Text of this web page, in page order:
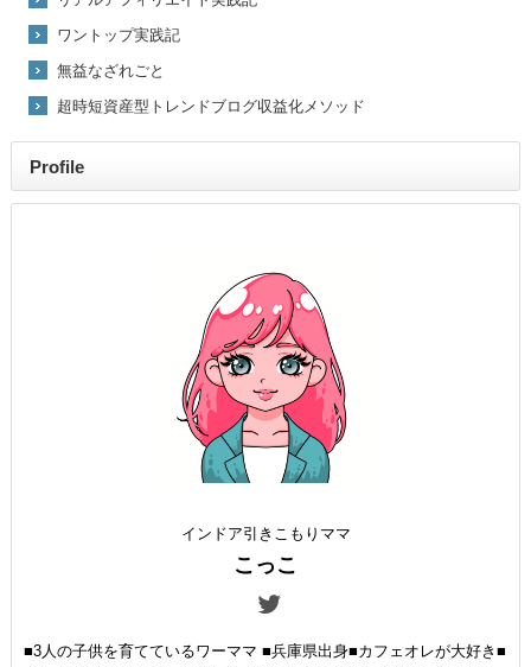
ワントップ実践記
無益なざれごと
超時短資産型トレンドブログ収益化メソッド
Profile
インドア引きこもりママ
こっこ
■3人の子供を育てているワーママ ■兵庫県出身■カフェオレが大好き■